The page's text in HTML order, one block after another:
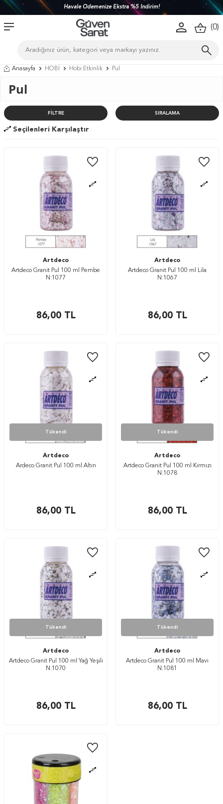
Havale Ödemenize Ekstra %5 İndirim!
(0)
Anasayfa HOBİ Hobi Etkinlik Pul
Pul
FILTRE SIRALAMA
Seçilenleri Karşılaştır
Artdeco
Artdeco Granit Pul 100 ml Pembe
N:1077
86,00TL
Artdeco
Artdeco Granit Pul 100 ml Lila
N:1067
86,00TL
Tükendi
Artdeco
Ardeco Granit Pul 100 ml Altın
86,00TL
Tükendi
Artdeco
Artdeco Granit Pul 100 ml Kırmızı
N:1078
86,00TL
Tükendi
Artdeco
Artdeco Granit Pul 100 ml Yağ Yeşili
N:1070
86,00TL
Tükendi
Artdeco
Artdeco Granit Pul 100 ml Mavi
N:1081
86,00TL